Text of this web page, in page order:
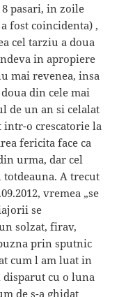
pasari, in zoile
fost coincidenta) ,
cel tarziu a doua
in apropiere
mai revenea, insa
din cele mai
de un an si celalat
intr-o crescatorie la
fericita face ca
urma, dar cel
A trecut
vremea „se
se
solzat, firav,
prin sputnic
cum l am luat in
disparut cu o luna
de s-a ghidat